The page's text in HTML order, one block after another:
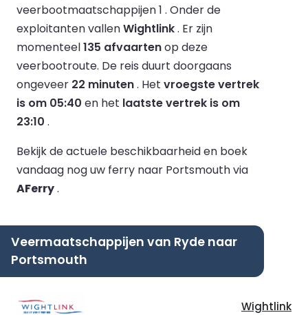
veerbootmaatschappijen 1 . Onder de
exploitanten vallenWightlink. Er zijn
momenteel135 afvaartenop deze
veerbootroute. De reis duurt doorgaans
ongeveer 22 minuten. Het vroegste vertrek
is om 05:40 en het laatste vertrek is om
23:10 .
Bekijk de actuele beschikbaarheid en boek
vandaag nog uw ferry naar Portsmouth via
AFerry.
Veermaatschappijen van Ryde naar
Portsmouth
Wightlink